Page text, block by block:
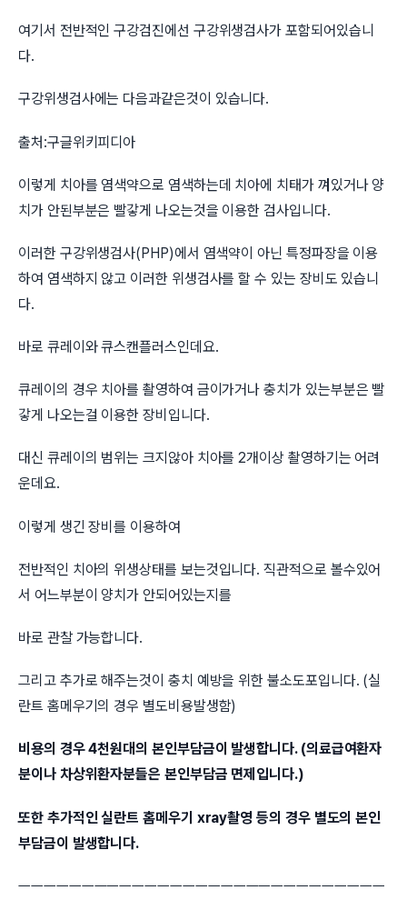
여기서 전반적인 구강검진에선 구강위생검사가 포함되어있습니
다.
구강위생검사에는 다음과같은것이 있습니다.
출처:구글위키피디아
이렇게 치아를 염색약으로 염색하는데 치아에 치태가 껴있거나 양
치가 안된부분은 빨갛게 나오는것을 이용한 검사입니다.
이러한 구강위생검사(PHP)에서 염색약이 아닌 특정파장을 이용
하여 염색하지 않고 이러한 위생검사를 할 수 있는 장비도 있습니
다.
바로 큐레이와 큐스캔플러스인데요.
큐레이의 경우 치아를 촬영하여 금이가거나 충치가 있는부분은 빨
갛게 나오는걸 이용한 장비입니다.
대신 큐레이의 범위는 크지않아 치아를 2개이상 촬영하기는 어려
운데요.
이렇게 생긴 장비를 이용하여
전반적인 치아의 위생상태를 보는것입니다. 직관적으로 볼수있어
서 어느부분이 양치가 안되어있는지를
바로 관찰 가능합니다.
그리고 추가로 해주는것이 충치 예방을 위한 불소도포입니다. (실
란트 홈메우기의 경우 별도비용발생함)
비용의 경우 4천원대의 본인부담금이 발생합니다. (의료급여환자
분이나 차상위환자분들은 본인부담금 면제입니다.)
또한 추가적인 실란트 홈메우기 xray촬영 등의 경우 별도의 본인
부담금이 발생합니다.
ㅡㅡㅡㅡㅡㅡㅡㅡㅡㅡㅡㅡㅡㅡㅡㅡㅡㅡㅡㅡㅡㅡㅡㅡㅡㅡㅡㅡㅡ